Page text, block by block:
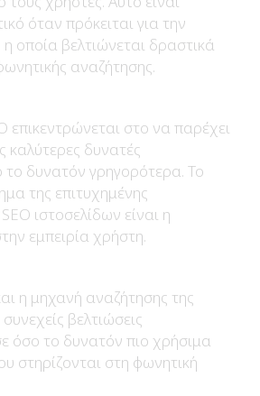
όταν πρόκειται για την
οποία βελτιώνεται δραστικά
αναζήτησης.
επικεντρώνεται στο να παρέχει
καλύτερες δυνατές
δυνατόν γρηγορότερα. Το
της επιτυχημένης
ιστοσελίδων είναι η
εμπειρία χρήστη.
η μηχανή αναζήτησης της
βελτιώσεις
όσο το δυνατόν πιο χρήσιμα
στηρίζονται στη φωνητική